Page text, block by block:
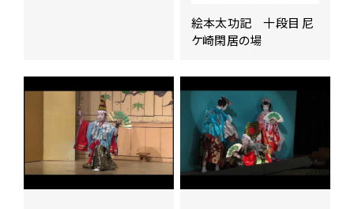
絵本太功記 十段目 尼
ケ崎閑居の場